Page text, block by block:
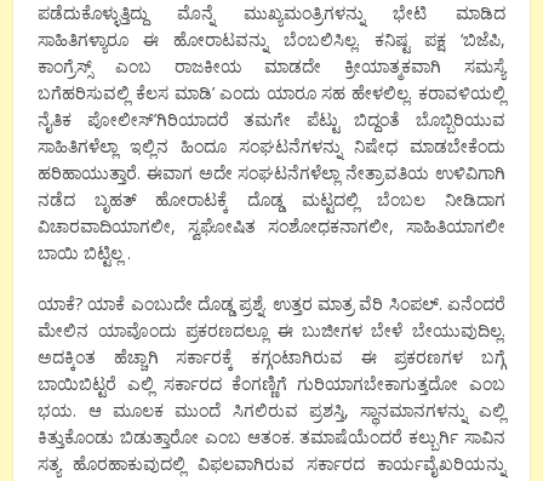
ಪಡೆದುಕೊಳ್ಳುತ್ತಿದ್ದು ಮೊನ್ನೆ ಮುಖ್ಯಮಂತ್ರಿಗಳನ್ನು ಭೇಟಿ ಮಾಡಿದ
ಸಾಹಿತಿಗಳ್ಯಾರೂ ಈ ಹೋರಾಟವನ್ನು ಬೆಂಬಲಿಸಿಲ್ಲ. ಕನಿಷ್ಟ ಪಕ್ಷ ‘ಬಿಜೆಪಿ,
ಕಾಂಗ್ರೆಸ್ಸ್ ಎಂಬ ರಾಜಕೀಯ ಮಾಡದೇ ಕ್ರೀಯಾತ್ಮಕವಾಗಿ ಸಮಸ್ಯೆ
ಬಗೆಹರಿಸುವಲ್ಲಿ ಕೆಲಸ ಮಾಡಿ’ ಎಂದು ಯಾರೂ ಸಹ ಹೇಳಲಿಲ್ಲ. ಕರಾವಳಿಯಲ್ಲಿ
ನೈತಿಕ ಪೋಲೀಸ್’ಗಿರಿಯಾದರೆ ತಮಗೇ ಪೆಟ್ಟು ಬಿದ್ದಂತೆ ಬೊಬ್ಬಿರಿಯುವ
ಸಾಹಿತಿಗಳೆಲ್ಲಾ ಇಲ್ಲಿನ ಹಿಂದೂ ಸಂಘಟನೆಗಳನ್ನು ನಿಷೇಧ ಮಾಡಬೇಕೆಂದು
ಹರಿಹಾಯುತ್ತಾರೆ. ಈವಾಗ ಅದೇ ಸಂಘಟನೆಗಳೆಲ್ಲಾ ನೇತ್ರಾವತಿಯ ಉಳಿವಿಗಾಗಿ
ನಡೆದ ಬೃಹತ್ ಹೋರಾಟಕ್ಕೆ ದೊಡ್ಡ ಮಟ್ಟದಲ್ಲಿ ಬೆಂಬಲ ನೀಡಿದಾಗ
ವಿಚಾರವಾದಿಯಾಗಲೀ, ಸ್ವಘೋಷಿತ ಸಂಶೋಧಕನಾಗಲೀ, ಸಾಹಿತಿಯಾಗಲೀ
ಬಾಯಿ ಬಿಟ್ಟಿಲ್ಲ .
ಯಾಕೆ? ಯಾಕೆ ಎಂಬುದೇ ದೊಡ್ಡ ಪ್ರಶ್ನೆ. ಉತ್ತರ ಮಾತ್ರ ವೆರಿ ಸಿಂಪಲ್. ಏನೆಂದರೆ
ಮೇಲಿನ ಯಾವೊಂದು ಪ್ರಕರಣದಲ್ಲೂ ಈ ಬುಜೀಗಳ ಬೇಳೆ ಬೇಯುವುದಿಲ್ಲ.
ಅದಕ್ಕಿಂತ ಹೆಚ್ಚಾಗಿ ಸರ್ಕಾರಕ್ಕೆ ಕಗ್ಗಂಟಾಗಿರುವ ಈ ಪ್ರಕರಣಗಳ ಬಗ್ಗೆ
ಬಾಯಿಬಿಟ್ಟರೆ ಎಲ್ಲಿ ಸರ್ಕಾರದ ಕೆಂಗಣ್ಣಿಗೆ ಗುರಿಯಾಗಬೇಕಾಗುತ್ತದೋ ಎಂಬ
ಭಯ. ಆ ಮೂಲಕ ಮುಂದೆ ಸಿಗಲಿರುವ ಪ್ರಶಸ್ತಿ, ಸ್ಥಾನಮಾನಗಳನ್ನು ಎಲ್ಲಿ
ಕಿತ್ತುಕೊಂಡು ಬಿಡುತ್ತಾರೋ ಎಂಬ ಆತಂಕ. ತಮಾಷೆಯೆಂದರೆ ಕಲ್ಬುರ್ಗಿ ಸಾವಿನ
ಸತ್ಯ ಹೊರಹಾಕುವುದಲ್ಲಿ ವಿಫಲವಾಗಿರುವ ಸರ್ಕಾರದ ಕಾರ್ಯವೈಖರಿಯನ್ನು